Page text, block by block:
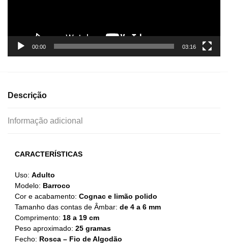
00:00 03:16
Descrição
Informação adicional
CARACTERÍSTICAS
Uso: Adulto
Modelo: Barroco
Cor e acabamento: Cognac e limão polido
Tamanho das contas de Âmbar: de 4 a 6 mm
Comprimento: 18 a 19 cm
Peso aproximado: 25 gramas
Fecho: Rosca – Fio de Algodão